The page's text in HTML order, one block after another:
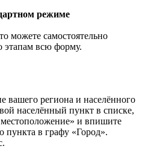
режиме
можете самостоятельно
этапам всю форму.
вашего региона и населённого
населённый пункт в списке,
и впишите
пункта в графу «Город».